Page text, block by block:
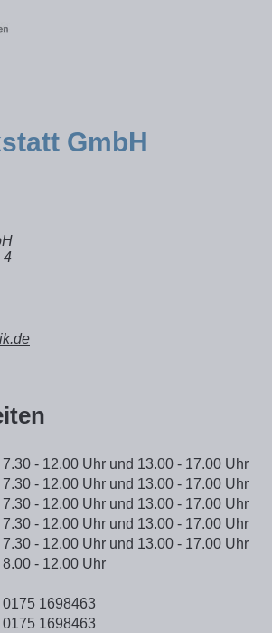
GmbH
4
7.30 - 12.00 Uhr und 13.00 - 17.00 Uhr
7.30 - 12.00 Uhr und 13.00 - 17.00 Uhr
7.30 - 12.00 Uhr und 13.00 - 17.00 Uhr
7.30 - 12.00 Uhr und 13.00 - 17.00 Uhr
7.30 - 12.00 Uhr und 13.00 - 17.00 Uhr
8.00 - 12.00 Uhr
0175 1698463
0175 1698463